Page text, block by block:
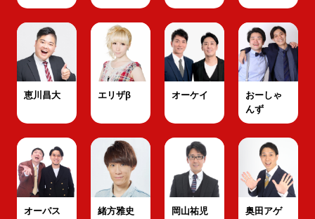
恵川昌大 エリザβ オーケイ
おーしゃ
んず
オーパス
緒方雅史 岡山祐児
奥田アゲ